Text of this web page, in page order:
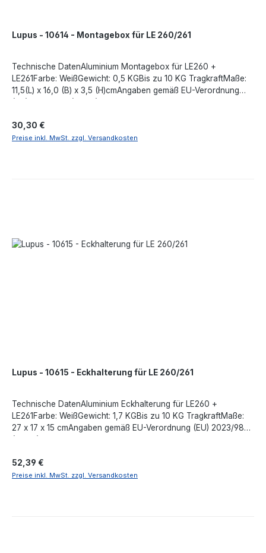
Lupus - 10614 - Montagebox für LE 260/261
Technische DatenAluminium Montagebox für LE260 +
LE261Farbe: WeißGewicht: 0,5 KGBis zu 10 KG TragkraftMaße:
11,5(L) x 16,0 (B) x 3,5 (H)cmAngaben gemäß EU-Verordnung
support@lupus-electronics.de, https://www.lupus-
electronics.de
Regulärer Preis:
30,30 €
Preise inkl. MwSt. zzgl. Versandkosten
Lupus - 10615 - Eckhalterung für LE 260/261
Technische DatenAluminium Eckhalterung für LE260 +
LE261Farbe: WeißGewicht: 1,7 KGBis zu 10 KG TragkraftMaße:
27 x 17 x 15 cmAngaben gemäß EU-Verordnung (EU) 2023/988
electronics.de, https://www.concept-24.infolupus-
electronics.de
Regulärer Preis:
52,39 €
Preise inkl. MwSt. zzgl. Versandkosten